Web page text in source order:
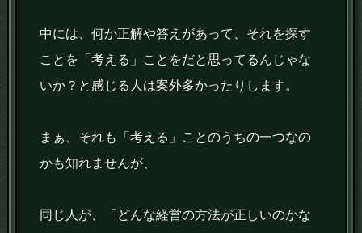
中には、何か正解や答えがあって、それを探す
ことを「考える」ことをだと思ってるんじゃな
いか？と感じる人は案外多かったりします。
まぁ、それも「考える」ことのうちの一つなの
かも知れませんが、
同じ人が、「どんな経営の方法が正しいのかな